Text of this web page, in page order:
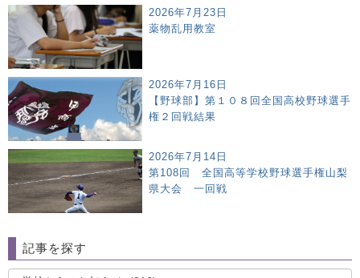
2026年7月23日
薬物乱用教室
2026年7月16日
【野球部】第１０８回全国高校野球選手
権２回戦結果
2026年7月14日
第108回 全国高等学校野球選手権山梨
県大会 一回戦
記事を探す